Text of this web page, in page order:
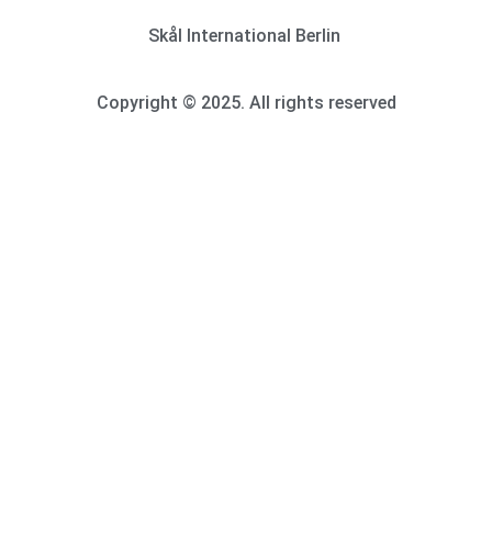
Skål International Berlin
Copyright © 2025. All rights reserved